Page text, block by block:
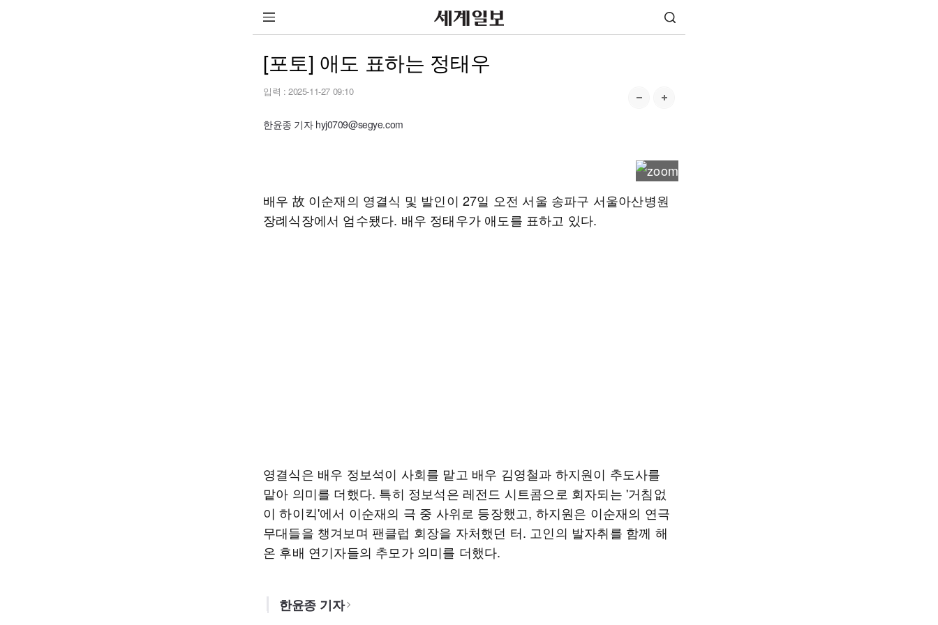
[포토] 애도 표하는 정태우
입력 : 2025-11-27 09:10
한윤종 기자 hyj0709@segye.com
배우 故 이순재의 영결식 및 발인이 27일 오전 서울 송파구 서울아산병원
장례식장에서 엄수됐다. 배우 정태우가 애도를 표하고 있다.
영결식은 배우 정보석이 사회를 맡고 배우 김영철과 하지원이 추도사를
맡아 의미를 더했다. 특히 정보석은 레전드 시트콤으로 회자되는 '거침없
이 하이킥'에서 이순재의 극 중 사위로 등장했고, 하지원은 이순재의 연극
무대들을 챙겨보며 팬클럽 회장을 자처했던 터. 고인의 발자취를 함께 해
온 후배 연기자들의 추모가 의미를 더했다.
한윤종 기자